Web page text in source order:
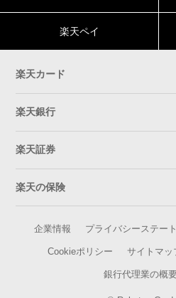
楽天ペイ
楽天カード
楽天銀行
楽天証券
楽天の保険
企業情報 プライバシーステー
Cookieポリシー サイトマッ
銀行代理業の概